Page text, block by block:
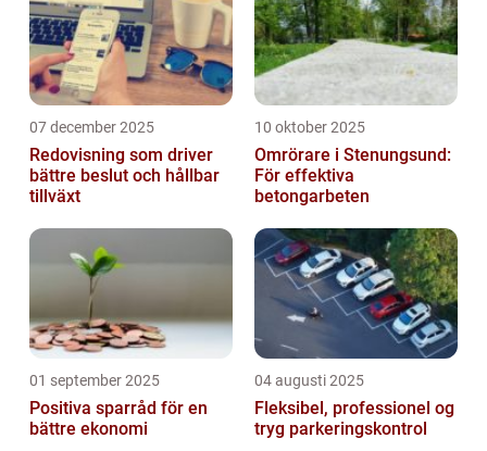
07 december 2025
Redovisning som driver
bättre beslut och hållbar
tillväxt
10 oktober 2025
Omrörare i Stenungsund:
För effektiva
betongarbeten
01 september 2025
Positiva sparråd för en
bättre ekonomi
04 augusti 2025
Fleksibel, professionel og
tryg parkeringskontrol